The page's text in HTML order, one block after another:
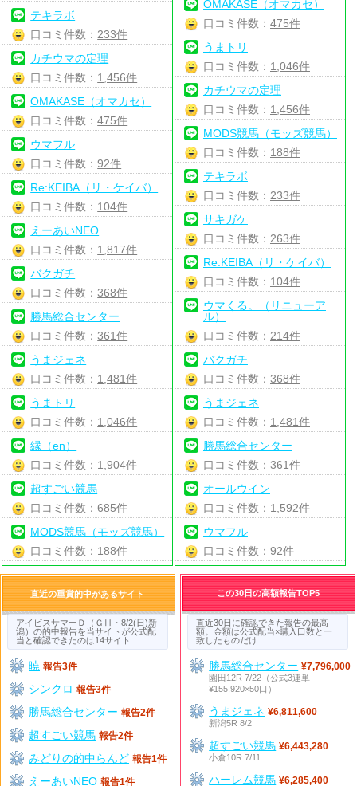
テキラボ
口コミ件数： 233件
カチウマの定理
口コミ件数： 1,456件
OMAKASE（オマカセ）
口コミ件数：475件
ウマフル
口コミ件数：92件
Re:KEIBA（リ・ケイバ）
口コミ件数： 104件
えーあいNEO
口コミ件数： 1,817件
バクガチ
口コミ件数：368件
勝馬総合センター
口コミ件数：361件
うまジェネ
口コミ件数： 1,481件
うまトリ
口コミ件数： 1,046件
縁（en）
口コミ件数： 1,904件
超すごい競馬
口コミ件数：685件
MODS競馬（モッズ競馬）
口コミ件数： 188件
OMAKASE（オマカセ）
口コミ件数： 475件
うまトリ
口コミ件数： 1,046件
カチウマの定理
口コミ件数： 1,456件
MODS競馬（モッズ競馬）
口コミ件数： 188件
テキラボ
口コミ件数： 233件
サキガケ
口コミ件数： 263件
Re:KEIBA（リ・ケイバ）
口コミ件数： 104件
ウマくる。（リニューア
ル）
口コミ件数： 214件
バクガチ
口コミ件数： 368件
うまジェネ
口コミ件数： 1,481件
勝馬総合センター
口コミ件数： 361件
オールウイン
口コミ件数： 1,592件
ウマフル
口コミ件数： 92件
直近の重賞的中があるサイト
アイビスサマーＤ（ＧⅢ・8/2(日)新
潟）の的中報告を当サイトが公式配
当と確認できたのは14サイト
暁 報告3件
シンクロ 報告3件
勝馬総合センター 報告2件
超すごい競馬 報告2件
みどりの的中らんど 報告1件
えーあいNEO 報告1件
この30日の高額報告TOP5
直近30日に確認できた報告の最高
額。金額は公式配当×購入口数と一
致したものだけ
勝馬総合センター ¥7,796,000
園田12R 7/22（公式3連単
¥155,920×50口）
うまジェネ ¥6,811,600
新潟5R 8/2
超すごい競馬 ¥6,443,280
小倉10R 7/11
ハーレム競馬 ¥6,285,400